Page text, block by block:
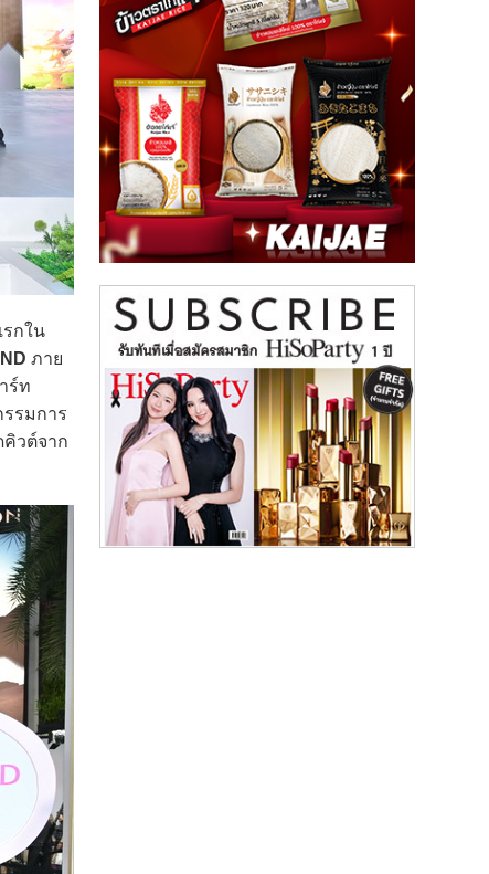
รกใน
ภาย
ร์ท
รรมการ
วต์จาก